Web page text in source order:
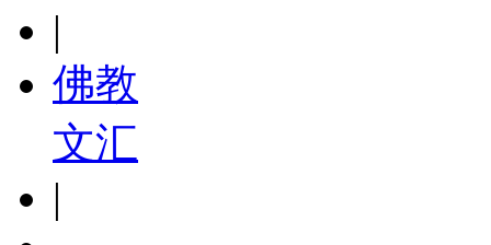
|
佛教
文汇
|